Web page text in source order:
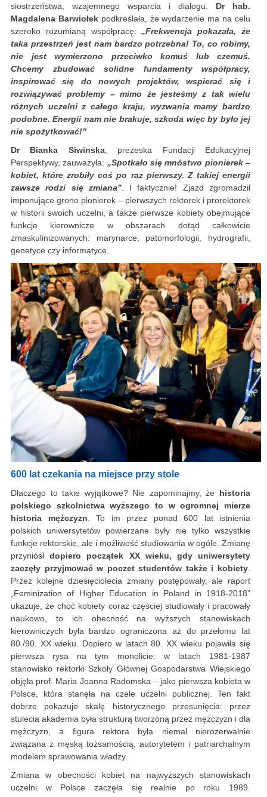
siostrzeństwa, wzajemnego wsparcia i dialogu. Dr hab.
Magdalena Barwiołekpodkreślała, że wydarzenie ma na celu
szeroko rozumianą współpracę:„Frekwencja pokazała, że
taka przestrzeń jest nam bardzo potrzebna! To, co robimy,
nie jest wymierzono przeciwko komuś lub czemuś.
Chcemy zbudować solidne fundamenty współpracy,
inspirować się do nowych projektów, wspierać się i
rozwiązywać problemy – mimo że jesteśmy z tak wielu
różnych uczelni z całego kraju, wyzwania mamy bardzo
podobne. Energii nam nie brakuje, szkoda więc by było jej
nie spożytkować!”
Dr Bianka Siwinska, prezeska Fundacji Edukacyjnej
Perspektywy, zauważyła: „Spotkało się mnóstwo pionierek –
kobiet, które zrobiły coś po raz pierwszy. Z takiej energii
zawsze rodzi się zmiana”. I faktycznie! Zjazd zgromadził
imponujące grono pionierek – pierwszych rektorek i prorektorek
w historii swoich uczelni, a także pierwsze kobiety obejmujące
funkcje kierownicze w obszarach dotąd całkowicie
zmaskulinizowanych: marynarce, patomorfologii, hydrografii,
genetyce czy informatyce.
600 lat czekania na miejsce przy stole
Dlaczego to takie wyjątkowe? Nie zapominajmy, że historia
polskiego szkolnictwa wyższego to w ogromnej mierze
historia mężczyzn . To im przez ponad 600 lat istnienia
polskich uniwersytetów powierzane były nie tylko wszystkie
funkcje rektorskie, ale i możliwość studiowania w ogóle. Zmianę
przyniósłdopiero początek XX wieku, gdy uniwersytety
zaczęły przyjmować w poczet studentów także i kobiety
Przez kolejne dziesięciolecia zmiany postępowały, ale raport
„Feminization of Higher Education in Poland in 1918-2018”
ukazuje, że choć kobiety coraz częściej studiowały i pracowały
naukowo, to ich obecność na wyższych stanowiskach
kierowniczych była bardzo ograniczona aż do przełomu lat
80./90. XX wieku. Dopiero w latach 80. XX wieku pojawiła się
pierwsza rysa na tym monolicie: w latach 1981-1987
stanowisko rektorki Szkoły Głównej Gospodarstwa Wiejskiego
objęła prof. Maria Joanna Radomska – jako pierwsza kobieta w
Polsce, która stanęła na czele uczelni publicznej. Ten fakt
dobrze pokazuje skalę historycznego przesunięcia: przez
stulecia akademia była strukturą tworzoną przez mężczyzn i dla
mężczyzn, a figura rektora była niemal nierozerwalnie
związana z męską tożsamością, autorytetem i patriarchalnym
modelem sprawowania władzy.
Zmiana w obecności kobiet na najwyższych stanowiskach
uczelni w Polsce zaczęła się realnie po roku 1989.